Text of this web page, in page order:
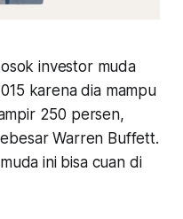
investor muda
karena dia mampu
250 persen,
Warren Buffett.
ini bisa cuan di